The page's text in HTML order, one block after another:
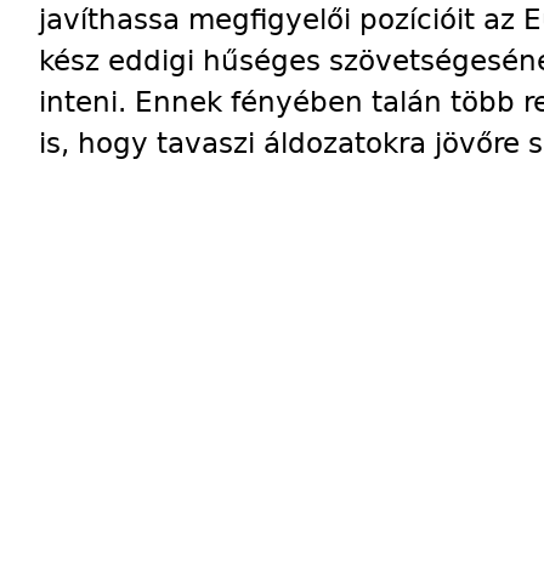
javíthassa megfigyelői pozícióit az
kész eddigi hűséges
inteni. Ennek fényében talán több
is, hogy tavaszi áldozatokra jövőre